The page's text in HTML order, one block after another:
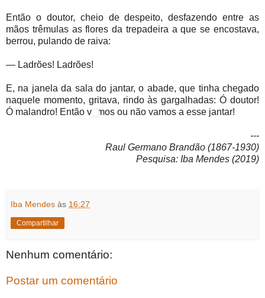
Então o doutor, cheio de despeito, desfazendo entre as
mãos trêmulas as flores da trepadeira a que se encostava,
berrou, pulando de raiva:
— Ladrões! Ladrões!
E, na janela da sala do jantar, o abade, que tinha chegado
naquele momento, gritava, rindo às gargalhadas: Ó doutor!
Ó malandro! Então vamos ou não vamos a esse jantar!
---
Raul Germano Brandão (1867-1930)
Pesquisa: Iba Mendes (2019)
Iba Mendes às 16:27
Compartilhar
Nenhum comentário:
Postar um comentário